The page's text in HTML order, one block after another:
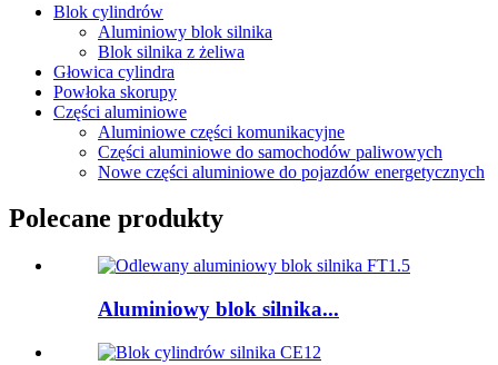
Blok cylindrów
Aluminiowy blok silnika
Blok silnika z żeliwa
Głowica cylindra
Powłoka skorupy
Części aluminiowe
Aluminiowe części komunikacyjne
Części aluminiowe do samochodów paliwowych
Nowe części aluminiowe do pojazdów energetycznych
Polecane produkty
Aluminiowy blok silnika...